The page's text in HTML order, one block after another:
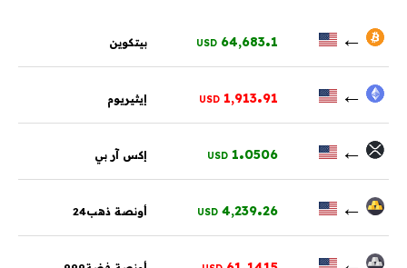
←
64,683.1
USD بيتكوين
←
1,913.91
USD إيثيريوم
←
1.0506
USD إكس آر بي
←
4,239.26
USD أونصة ذهب24